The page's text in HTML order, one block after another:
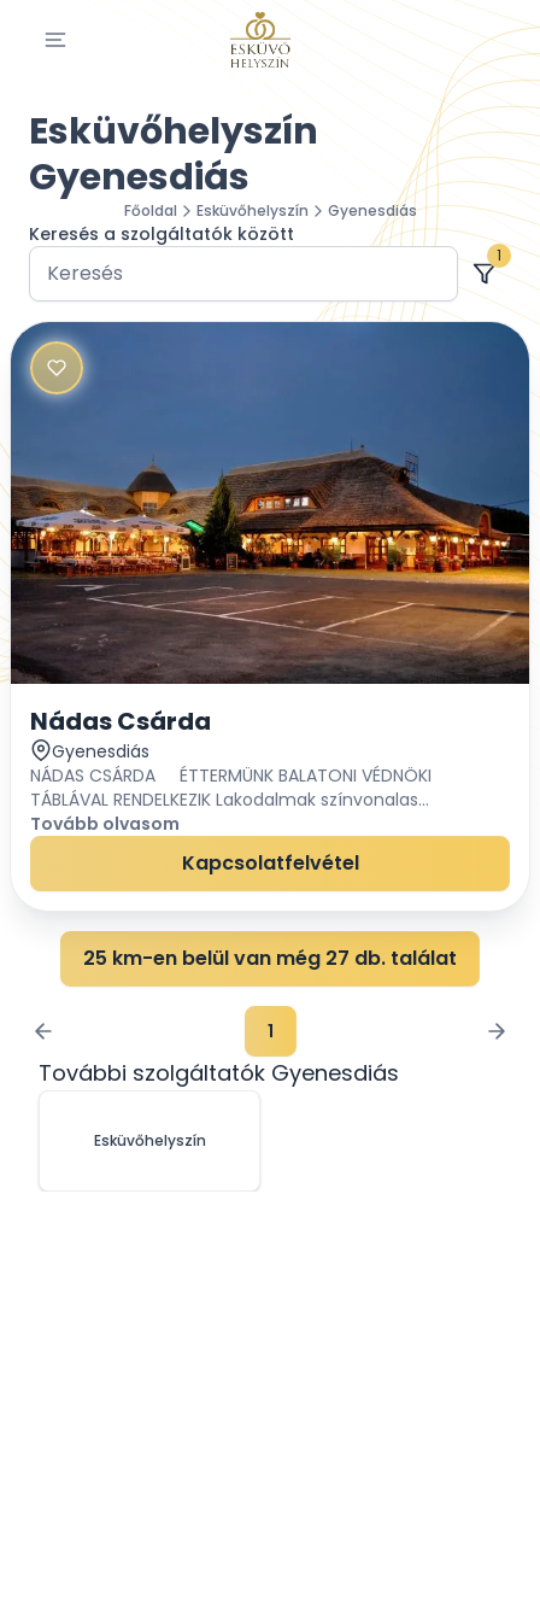
Esküvőhelyszín
Gyenesdiás
Főoldal Esküvőhelyszín Gyenesdiás
Keresés a szolgáltatók között
1
Nádas Csárda
Gyenesdiás
NÁDAS CSÁRDA ÉTTERMÜNK BALATONI VÉDNÖKI
TÁBLÁVAL RENDELKEZIK Lakodalmak színvonalas
megrendezése az Önök igényei és lehetőségei szerint
200 főig éttermünkben, 100 főig teraszunkon, bővítési...
Tovább olvasom
Kapcsolatfelvétel
25 km-en belül van még 27 db. találat
1
További szolgáltatók Gyenesdiás
Esküvőhelyszín